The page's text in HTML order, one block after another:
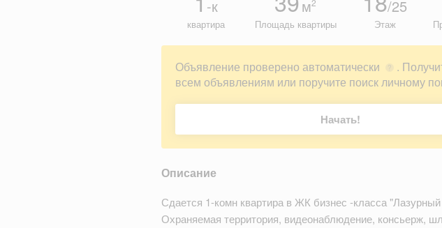
-к
квартира
м2
Площадь квартиры
/25
Этаж
Объявление проверено автоматически ?
.
всем объявлениям или поручите поиск личному
Начать!
Описание
Сдается 1-комн квартира в ЖК бизнес -класса
Охраняемая территория, видеонаблюдение, консьерж,